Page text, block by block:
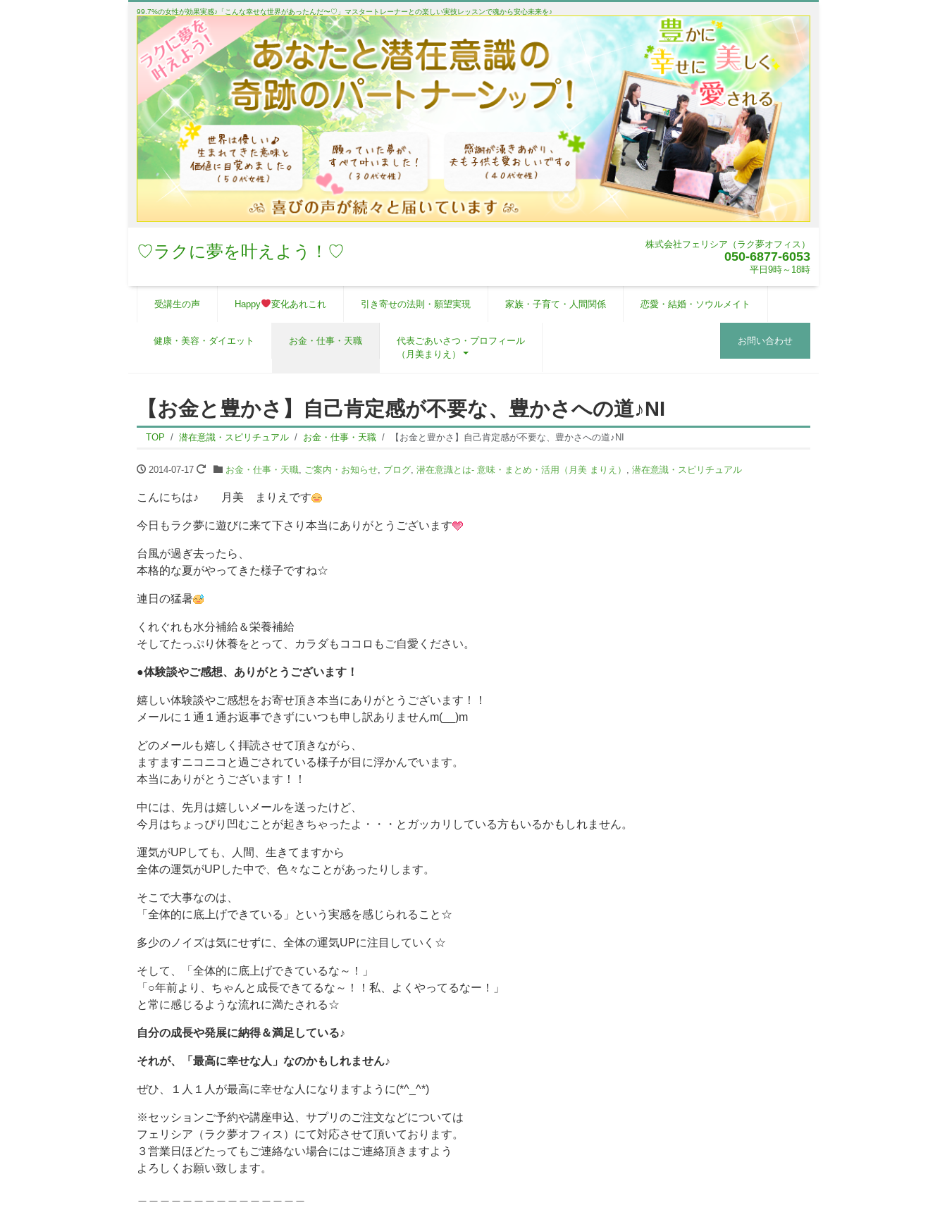
99.7%の女性が効果実感♪「こんな幸せな世界があったんだ〜♡」マスタートレーナーとの楽しい実技レッスンで魂から安心未来を♪
♡ラクに夢を叶えよう！♡ 株式会社フェリシア（ラク夢オフィス）
050-6877-6053
平日9時～18時
受講生の声 Happy 変化あれこれ 引き寄せの法則・願望実現 家族・子育て・人間関係 恋愛・結婚・ソウルメイト
健康・美容・ダイエット お金・仕事・天職
代表ごあいさつ・プロフィール
（月美まりえ）
お問い合わせ
【お金と豊かさ】自己肯定感が不要な、豊かさへの道♪NI
TOP 潜在意識・スピリチュアル お金・仕事・天職 【お金と豊かさ】自己肯定感が不要な、豊かさへの道♪NI
2014-07-17 お金・仕事・天職, ご案内・お知らせ, ブログ, 潜在意識とは- 意味・まとめ・活用（月美 まりえ） 潜在意識・スピリチュアル
こんにちは♪ 月美 まりえです
今日もラク夢に遊びに来て下さり本当にありがとうございます
台風が過ぎ去ったら、
本格的な夏がやってきた様子ですね☆
連日の猛暑
くれぐれも水分補給＆栄養補給
そしてたっぷり休養をとって、カラダもココロもご自愛ください。
●体験談やご感想、ありがとうございます！
嬉しい体験談やご感想をお寄せ頂き本当にありがとうございます！！
メールに１通１通お返事できずにいつも申し訳ありませんm(__)m
どのメールも嬉しく拝読させて頂きながら、
ますますニコニコと過ごされている様子が目に浮かんでいます。
本当にありがとうございます！！
中には、先月は嬉しいメールを送ったけど、
今月はちょっぴり凹むことが起きちゃったよ・・・とガッカリしている方もいるかもしれません。
運気がUPしても、人間、生きてますから
全体の運気がUPした中で、色々なことがあったりします。
そこで大事なのは、
「全体的に底上げできている」という実感を感じられること☆
多少のノイズは気にせずに、全体の運気UPに注目していく☆
そして、「全体的に底上げできているな～！」
「○年前より、ちゃんと成長できてるな～！！私、よくやってるなー！」
と常に感じるような流れに満たされる☆
自分の成長や発展に納得＆満足している♪
それが、「最高に幸せな人」なのかもしれません♪
ぜひ、１人１人が最高に幸せな人になりますように(*^_^*)
※セッションご予約や講座申込、サプリのご注文などについては
フェリシア（ラク夢オフィス）にて対応させて頂いております。
３営業日ほどたってもご連絡ない場合にはご連絡頂きますよう
よろしくお願い致します。